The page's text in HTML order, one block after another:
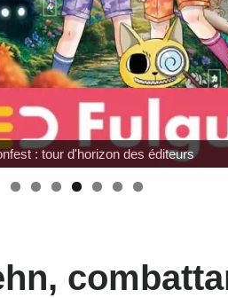
Hommage à Sam Neill